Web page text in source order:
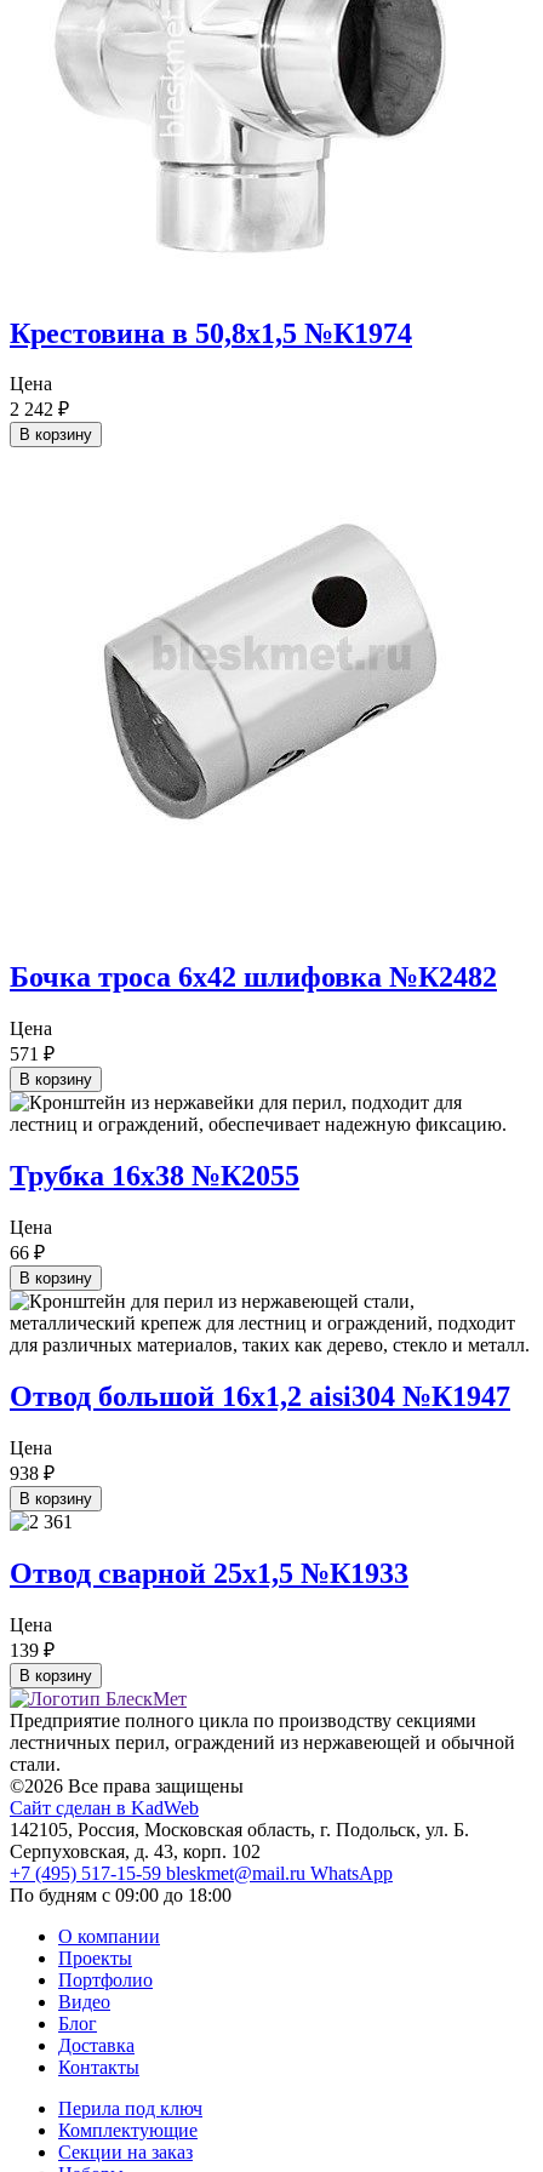
Крестовина в 50,8х1,5 №К1974
Цена
2 242 ₽
В корзину
Бочка троса 6х42 шлифовка №К2482
Цена
571 ₽
В корзину
Трубка 16х38 №К2055
Цена
66 ₽
В корзину
Отвод большой 16х1,2 aisi304 №К1947
Цена
938 ₽
В корзину
Отвод сварной 25х1,5 №К1933
Цена
139 ₽
В корзину
Предприятие полного цикла по производству секциями
лестничных перил, ограждений из нержавеющей и обычной
стали.
©2026 Все права защищены
Сайт сделан в KadWeb
142105, Россия, Московская область, г. Подольск, ул. Б.
Серпуховская, д. 43, корп. 102
+7 (495) 517-15-59 bleskmet@mail.ru WhatsApp
По будням с 09:00 до 18:00
О компании
Проекты
Портфолио
Видео
Блог
Доставка
Контакты
Перила под ключ
Комплектующие
Секции на заказ